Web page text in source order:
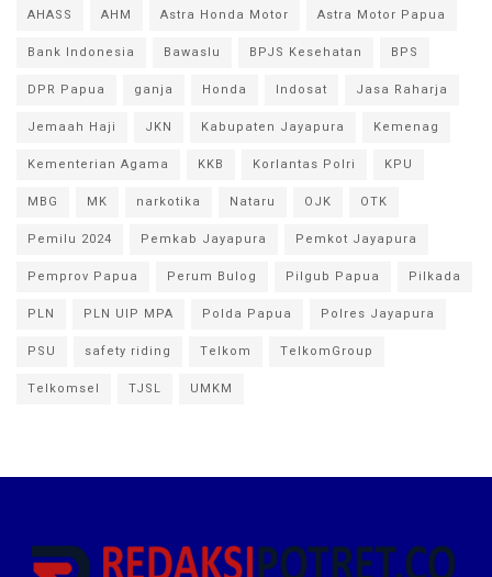
AHASS AHM Astra Honda Motor
Astra Motor Papua
Bank Indonesia
Bawaslu BPJS Kesehatan
BPS
DPR Papua
ganja Honda Indosat
Jasa Raharja
Jemaah Haji
JKN Kabupaten Jayapura
Kemenag
Kementerian Agama
KKB Korlantas Polri
KPU
MBG
MK narkotika Nataru OJK
OTK
Pemilu 2024
Pemkab Jayapura
Pemkot Jayapura
Pemprov Papua
Perum Bulog Pilgub Papua
Pilkada
PLN
PLN UIP MPA Polda Papua
Polres Jayapura
PSU
safety riding Telkom
TelkomGroup
Telkomsel
TJSL UMKM